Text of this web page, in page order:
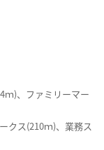
ｍ)、ファミリーマー
クス(210ｍ)、業務ス